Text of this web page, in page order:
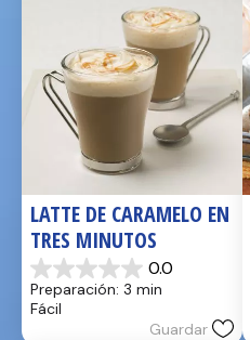
LATTE DE CARAMELO EN
TRES MINUTOS
0.0
0.0
de
5
Preparación: 3 min
Fácil
Guardar